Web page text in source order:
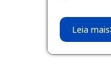
Leia mais